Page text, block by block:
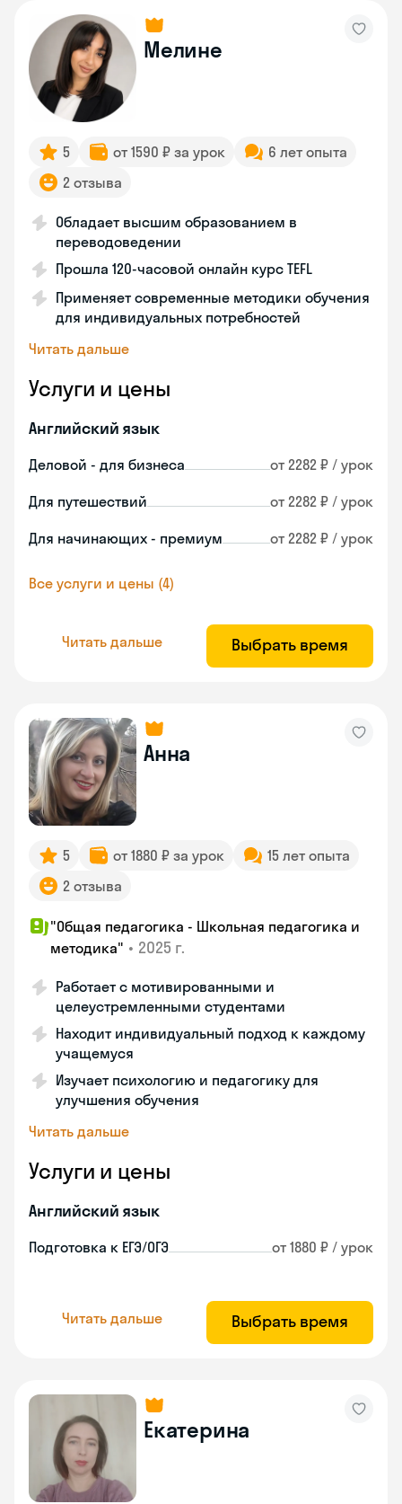
Мелине
5 от 1590 ₽ за урок
6 лет опыта
2 отзыва
Обладает высшим образованием в
переводоведении
Прошла 120-часовой онлайн курс TEFL
Применяет современные методики обучения
для индивидуальных потребностей
Читать дальше
Услуги и цены
Английский язык
Деловой - для бизнеса от 2282 ₽ / урок
Для путешествий от 2282 ₽ / урок
Для начинающих - премиум от 2282 ₽ / урок
Все услуги и цены (4)
Читать дальше Выбрать время
Анна
5 от 1880 ₽ за урок
15 лет опыта
2 отзыва
"Общая педагогика - Школьная педагогика и
методика" • 2025 г.
Работает с мотивированными и
целеустремленными студентами
Находит индивидуальный подход к каждому
учащемуся
Изучает психологию и педагогику для
улучшения обучения
Читать дальше
Услуги и цены
Английский язык
Подготовка к ЕГЭ/ОГЭ от 1880 ₽ / урок
Читать дальше Выбрать время
Екатерина